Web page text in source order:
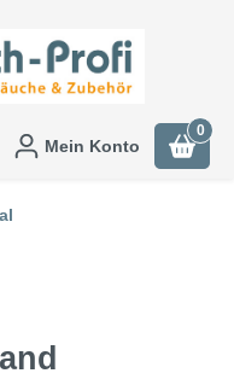
Mein Konto
0